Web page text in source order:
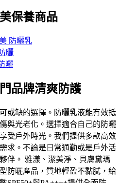
保養商品
防曬乳
曬
曬
品牌清爽防護
或缺的選擇。防曬乳液能有效抵
與光老化。選擇適合自己的防曬
受戶外時光。我們提供多款高效
求。不論是日常通勤或是戶外活
伴。 雅漾、潔美淨、貝膚黛瑪
防曬產品，質地輕盈不黏膩，給